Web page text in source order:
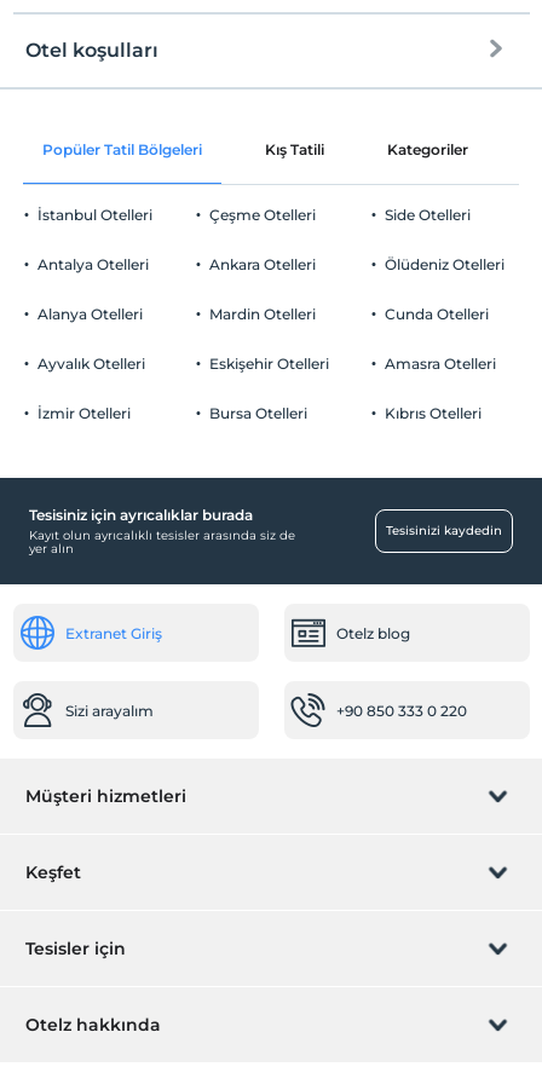
Sigara
Odalarda sigara içilmez
Çocuklar
Ortak alanlar ve tüm odalar
Otopark
Ücretsiz Halka Açık Otopark
Havuz
Klima
Doğa Manzarası
Otel koşulları
Check/in
Check/out
En geç saat 10:00 ve öncesi
Evcil Hayvan
2 yaşına kadar olan bebekler ücretsizdir.
Popüler Tatil Bölgeleri Kış Tatili Kategoriler
İstanbul Otelleri
Antalya Otelleri
Alanya Otelleri
Ayvalık Otelleri
İzmir Otelleri
Çeşme Otelleri
Ankara Otelleri
Mardin Otelleri
Eskişehir Otelleri
Bursa Otelleri
Side Otelleri
Ölüdeniz Otelleri
Cunda Otelleri
Amasra Otelleri
Kıbrıs Otelleri
Tesisiniz için ayrıcalıklar burada
Kayıt olun ayrıcalıklı tesisler arasında siz de
yer alın
Tesisinizi kaydedin
Extranet Giriş Otelz blog
Sizi arayalım +90 850 333 0 220
Müşteri hizmetleri
Rezervasyon yönet
Keşfet
Hediye Kart
Tesisler için
Hemen tesisinizi ekleyin
Otelz hakkında